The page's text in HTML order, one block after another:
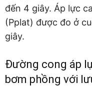
đến 4 giây. Áp lực
(Pplat) được đo ở
giây.
Đường cong áp
bơm phồng với